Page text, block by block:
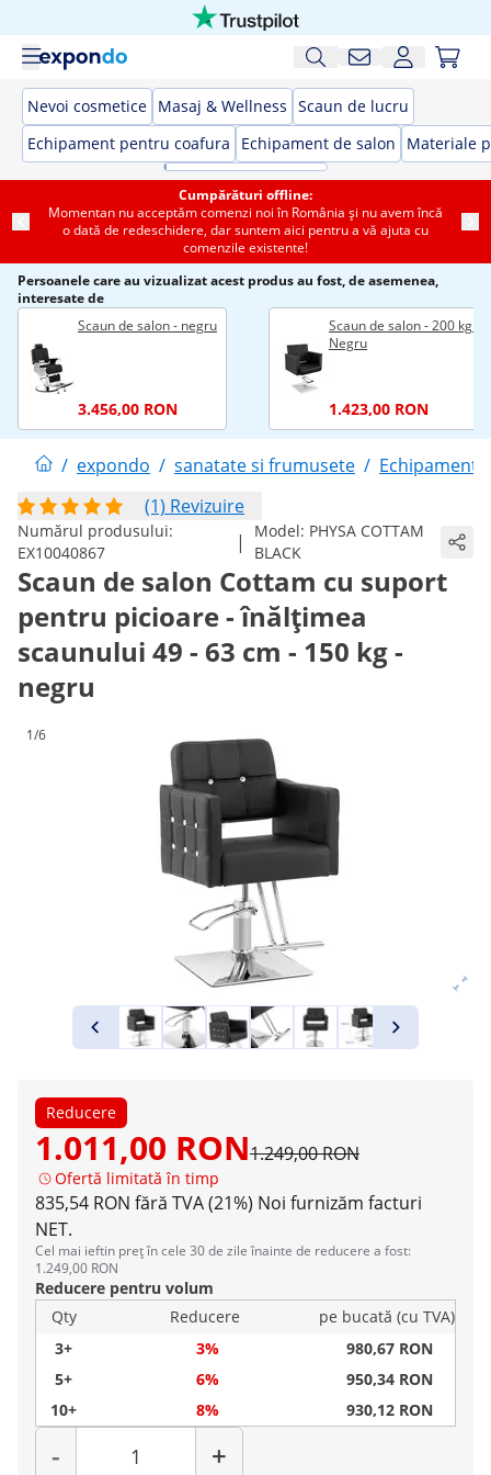
Nevoi cosmetice Masaj & Wellness Scaun de lucru
Echipament pentru coafura
Echipament de salon Materiale
Cumpărături offline:
Momentan nu acceptăm comenzi noi în România și nu avem încă
o dată de redeschidere, dar suntem aici pentru a vă ajuta cu
comenzile existente!
Persoanele care au vizualizat acest produs au fost, de asemenea,
interesate de
Scaun de salon - negru
3.456,00 RON
Scaun de salon - 200 kg -
Negru
1.423,00 RON
/ expondo / sanatate si frumusete / Echipament
(1) Revizuire
Numărul produsului:
EX10040867
| Model: PHYSA COTTAM
BLACK
Scaun de salon Cottam cu suport
pentru picioare - înălțimea
scaunului 49 - 63 cm - 150 kg -
negru
1/6
Reducere
1.011,00 RON1.249,00 RON
Ofertă limitată în timp
835,54 RON fără TVA (21%) Noi furnizăm facturi
NET.
Cel mai ieftin preț în cele 30 de zile înainte de reducere a fost:
1.249,00 RON
Reducere pentru volum
Qty
Reducere
pe bucată (cu TVA)
3+
3%
980,67 RON
5+
6%
950,34 RON
10+
8% 930,12 RON
-
Cantitate
+